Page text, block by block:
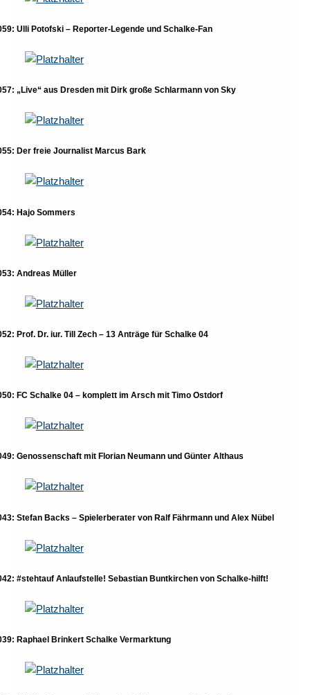
Ulli Potofski – Reporter-Legende und Schalke-Fan
„Live“ aus Dresden mit Dirk große Schlarmann von Sky
Der freie Journalist Marcus Bark
Hajo Sommers
Andreas Müller
Prof. Dr. iur. Till Zech – 13 Anträge für Schalke 04
FC Schalke 04 – komplett im Arsch mit Timo Ostdorf
Genossenschaft mit Florian Neumann und Günter Althaus
Stefan Backs – Spielerberater von Ralf Fährmann und Alex Nübel
#stehtauf Anlaufstelle! Sebastian Buntkirchen von Schalke-hilft!
Raphael Brinkert Schalke Vermarktung